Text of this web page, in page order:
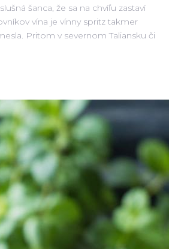
šanca, že sa na chvíľu zastaví
vína je vínny spritz takmer
Pritom v severnom Taliansku či